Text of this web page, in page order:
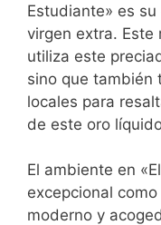
Estudiante» es
virgen extra. Este
utiliza este
sino que también
locales para
de este oro
El ambiente en
excepcional
moderno y